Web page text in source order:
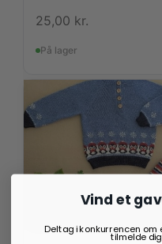
25,00 kr.
På lager
Vind et
Deltag i konkurrencen om
tilmelde